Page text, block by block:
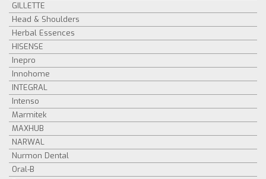
GILLETTE
Head & Shoulders
Herbal Essences
HISENSE
Inepro
Innohome
INTEGRAL
Intenso
Marmitek
MAXHUB
NARWAL
Nurmon Dental
Oral-B